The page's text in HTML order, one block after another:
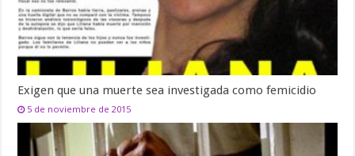
Exigen que una muerte sea investigada como femicidio
5 de noviembre de 2015